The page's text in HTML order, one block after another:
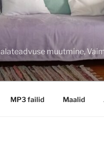
muutmine,
MP3 failid Maalid